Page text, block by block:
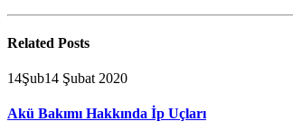
Related Posts
14Şub14 Şubat 2020
Akü Bakımı Hakkında İp Uçları